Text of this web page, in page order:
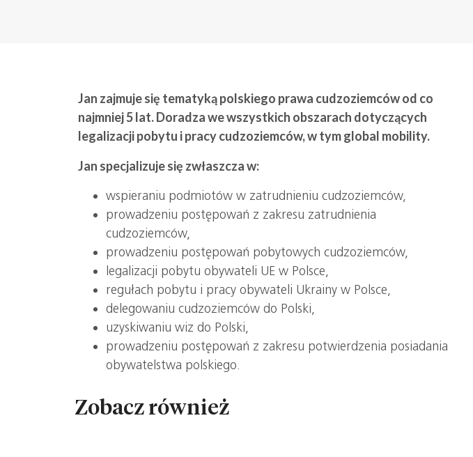
Jan zajmuje się tematyką polskiego prawa cudzoziemców od co
najmniej 5 lat. Doradza we wszystkich obszarach dotyczących
legalizacji pobytu i pracy cudzoziemców, w tym global mobility.
Jan specjalizuje się zwłaszcza w:
wspieraniu podmiotów w zatrudnieniu cudzoziemców,
prowadzeniu postępowań z zakresu zatrudnienia
cudzoziemców,
prowadzeniu postępowań pobytowych cudzoziemców,
legalizacji pobytu obywateli UE w Polsce,
regułach pobytu i pracy obywateli Ukrainy w Polsce,
delegowaniu cudzoziemców do Polski,
uzyskiwaniu wiz do Polski,
prowadzeniu postępowań z zakresu potwierdzenia posiadania
obywatelstwa polskiego.
Zobacz również